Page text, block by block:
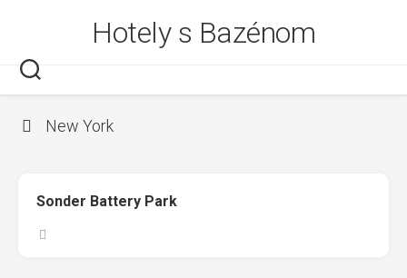
Hotely s Bazénom
New York
Sonder Battery Park